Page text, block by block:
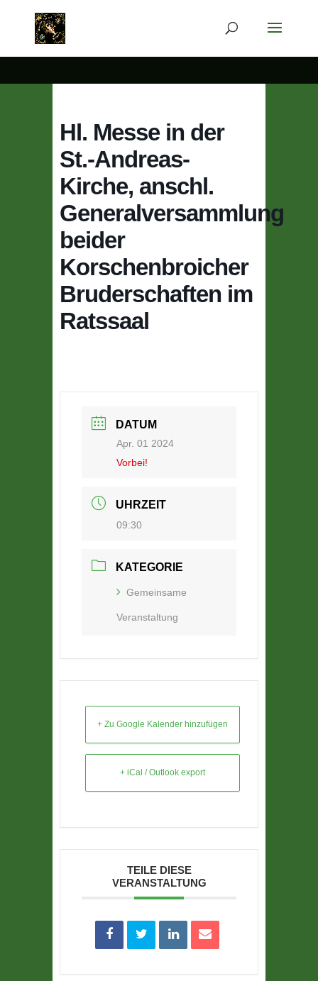
Hl. Messe in der
St.-Andreas-
Kirche, anschl.
Generalversammlung
beider
Korschenbroicher
Bruderschaften im
Ratssaal
DATUM
Apr. 01 2024
Vorbei!
UHRZEIT
09:30
KATEGORIE
Gemeinsame
Veranstaltung
+ Zu Google Kalender hinzufügen
+ iCal / Outlook export
TEILE DIESE
VERANSTALTUNG